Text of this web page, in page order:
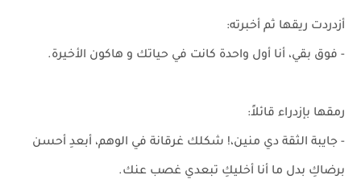
أزدردت ريقها ثم أخبرته:
- فوق بقي، أنا أول واحدة كانت في حياتك و هاكون الأخيرة.
رمقها بإزدراء قائلاً:
- جايبة الثقة دي منين،! شكلك غرقانة في الوهم، أبعدِ أحسن
برضاكِ بدل ما أنا أخليكِ تبعدي غصب عنك.